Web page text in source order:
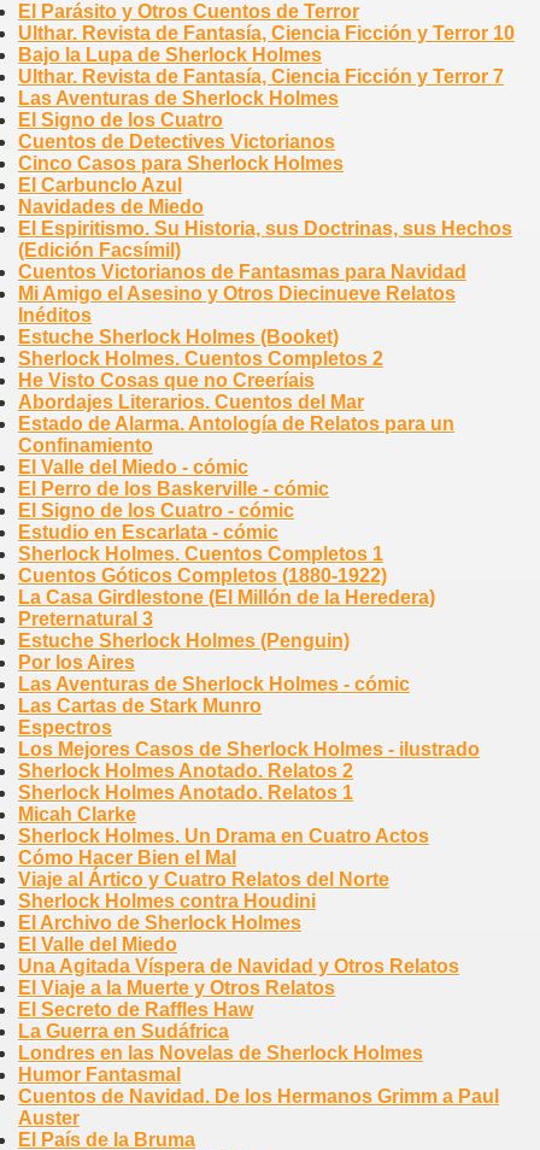
El Parásito y Otros Cuentos de Terror
Ulthar. Revista de Fantasía, Ciencia Ficción y Terror 10
Bajo la Lupa de Sherlock Holmes
Ulthar. Revista de Fantasía, Ciencia Ficción y Terror 7
Las Aventuras de Sherlock Holmes
El Signo de los Cuatro
Cuentos de Detectives Victorianos
Cinco Casos para Sherlock Holmes
El Carbunclo Azul
Navidades de Miedo
El Espiritismo. Su Historia, sus Doctrinas, sus Hechos
(Edición Facsímil)
Cuentos Victorianos de Fantasmas para Navidad
Mi Amigo el Asesino y Otros Diecinueve Relatos
Inéditos
Estuche Sherlock Holmes (Booket)
Sherlock Holmes. Cuentos Completos 2
He Visto Cosas que no Creeríais
Abordajes Literarios. Cuentos del Mar
Estado de Alarma. Antología de Relatos para un
Confinamiento
El Valle del Miedo - cómic
El Perro de los Baskerville - cómic
El Signo de los Cuatro - cómic
Estudio en Escarlata - cómic
Sherlock Holmes. Cuentos Completos 1
Cuentos Góticos Completos (1880-1922)
La Casa Girdlestone (El Millón de la Heredera)
Preternatural 3
Estuche Sherlock Holmes (Penguin)
Por los Aires
Las Aventuras de Sherlock Holmes - cómic
Las Cartas de Stark Munro
Espectros
Los Mejores Casos de Sherlock Holmes - ilustrado
Sherlock Holmes Anotado. Relatos 2
Sherlock Holmes Anotado. Relatos 1
Micah Clarke
Sherlock Holmes. Un Drama en Cuatro Actos
Cómo Hacer Bien el Mal
Viaje al Ártico y Cuatro Relatos del Norte
Sherlock Holmes contra Houdini
El Archivo de Sherlock Holmes
El Valle del Miedo
Una Agitada Víspera de Navidad y Otros Relatos
El Viaje a la Muerte y Otros Relatos
El Secreto de Raffles Haw
La Guerra en Sudáfrica
Londres en las Novelas de Sherlock Holmes
Humor Fantasmal
Cuentos de Navidad. De los Hermanos Grimm a Paul
Auster
El País de la Bruma